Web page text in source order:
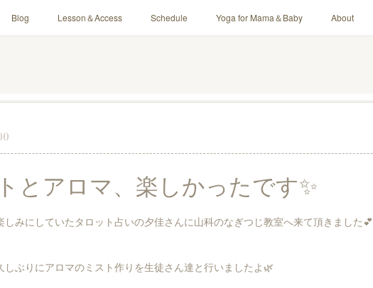
Blog Lesson＆Access Schedule Yoga for Mama＆Baby About
とアロマ、楽しかったです✨
しみにしていたタロット占いの夕佳さんに山科のなぎつじ教室へ来て頂きました💕
しぶりにアロマのミスト作りを生徒さん達と行いましたよ🌿